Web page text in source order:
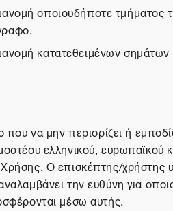
οποιουδήποτε τμήματος
κατατεθειμένων
να μην περιορίζει ή
ελληνικού, ευρωπαϊκού
Ο επισκέπτης/χρήστης
την ευθύνη για
μέσω αυτής.